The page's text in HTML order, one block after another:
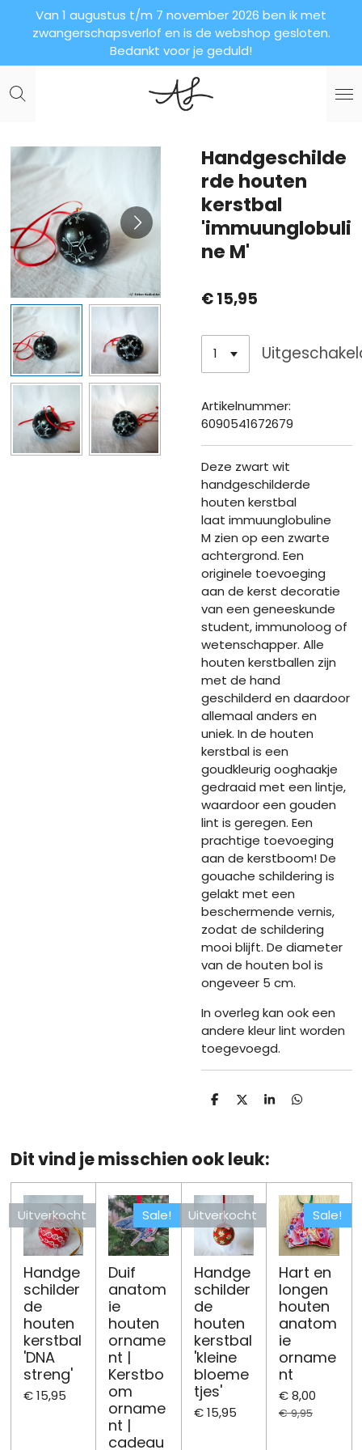
direct
de
hoofdinhoud
Van 1 augustus t/m 7 november 2026 ben ik met
zwangerschapsverlof en is de webshop gesloten.
Bedankt voor je geduld!
Handgeschilde
rde houten
kerstbal
'immuunglobuli
ne M'
€ 15,95
Artikelnummer:
6090541672679
Deze zwart wit
handgeschilderde
houten kerstbal
laat immuunglobuline
M zien op een zwarte
achtergrond. Een
originele toevoeging
aan de kerst decoratie
van een geneeskunde
student, immunoloog of
wetenschapper. Alle
houten kerstballen zijn
met de hand
geschilderd en daardoor
allemaal anders en
uniek. In de houten
kerstbal is een
goudkleurig ooghaakje
gedraaid met een lintje,
waardoor een gouden
lint is geregen. Een
prachtige toevoeging
aan de kerstboom! De
gouache schildering is
gelakt met een
beschermende vernis,
zodat de schildering
mooi blijft. De diameter
van de houten bol is
ongeveer 5 cm.
In overleg kan ook een
andere kleur lint worden
toegevoegd.
D
n
D S
e
D
Dit vind je misschien ook leuk:
Uitverkocht
Handge
schilder
de
houten
kerstbal
'DNA
streng'
€ 15,95
Sale!
Duif
anatom
ie
houten
orname
nt |
Kerstbo
om
orname
nt |
cadeau
Uitverkocht
Handge
schilder
de
houten
kerstbal
'kleine
bloeme
tjes'
€ 15,95
Sale!
Hart en
longen
houten
anatom
ie
orname
nt
€ 8,00
€ 9,95